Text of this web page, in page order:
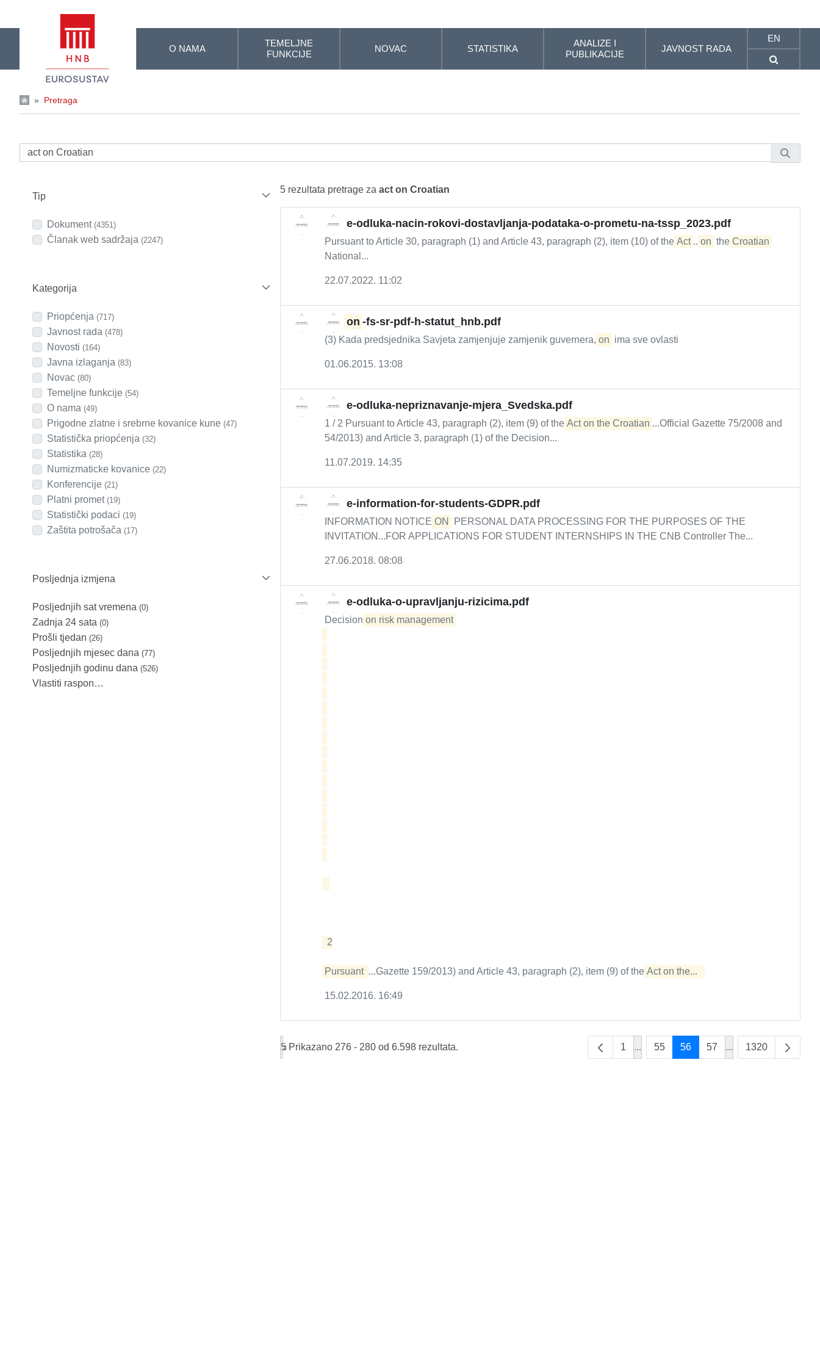
O NAMA
TEMELJNE
FUNKCIJE
NOVAC STATISTIKA
ANALIZE I
PUBLIKACIJE
JAVNOST RADA
EN
» Pretraga
Tip
Dokument (4351)
Članak web sadržaja (2247)
Kategorija
Priopćenja (717)
Javnost rada (478)
Novosti (164)
Javna izlaganja (83)
Novac (80)
Temeljne funkcije (54)
O nama (49)
Prigodne zlatne i srebrne kovanice kune (47)
Statistička priopćenja (32)
Statistika (28)
Numizmaticke kovanice (22)
Konferencije (21)
Platni promet (19)
Statistički podaci (19)
Zaštita potrošača (17)
Posljednja izmjena
Posljednjih sat vremena (0)
Zadnja 24 sata (0)
Prošli tjedan (26)
Posljednjih mjesec dana (77)
Posljednjih godinu dana (526)
Vlastiti raspon…
5 rezultata pretrage za act on Croatian
e-odluka-nacin-rokovi-dostavljanja-podataka-o-prometu-na-tssp_2023.pdf
Pursuant to Article 30, paragraph (1) and Article 43, paragraph (2), item (10) of the Act ... on the Croatian
National...
22.07.2022. 11:02
on -fs-sr-pdf-h-statut_hnb.pdf
(3) Kada predsjednika Savjeta zamjenjuje zamjenik guvernera, on ima sve ovlasti
01.06.2015. 13:08
e-odluka-nepriznavanje-mjera_Svedska.pdf
1 / 2 Pursuant to Article 43, paragraph (2), item (9) of the Act on the Croatian ...Official Gazette 75/2008 and
54/2013) and Article 3, paragraph (1) of the Decision...
11.07.2019. 14:35
e-information-for-students-GDPR.pdf
INFORMATION NOTICE ON
PERSONAL DATA PROCESSING FOR THE PURPOSES OF THE
INVITATION...FOR APPLICATIONS FOR STUDENT INTERNSHIPS IN THE CNB Controller The...
27.06.2018. 08:08
e-odluka-o-upravljanju-rizicima.pdf
Decision on risk management
Pursuant ...Gazette 159/2013) and Article 43, paragraph (2), item (9) of the Act on the...
15.02.2016. 16:49
5 Prikazano 276 - 280 od 6.598 rezultata. 1 ...Intermediate Pages Use TAB to navigate.
55 56 57 ...Intermediate Pages
1320